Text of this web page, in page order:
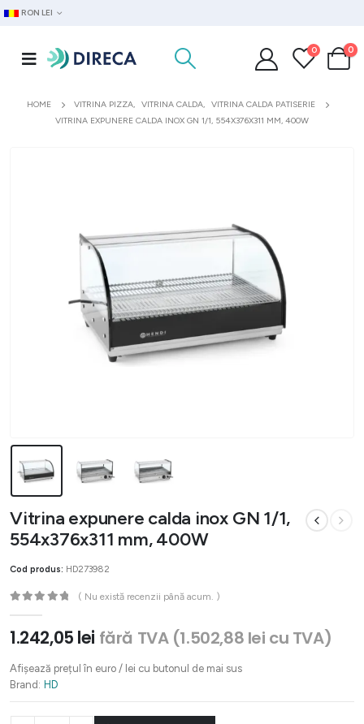
RON LEI
0 0
HOME VITRINA PIZZA, VITRINA CALDA,
VITRINA CALDA PATISERIE
VITRINA EXPUNERE CALDA INOX GN 1/1, 554X376X311 MM, 400W
Vitrina expunere calda inox GN 1/1,
554x376x311 mm, 400W
Cod produs: HD273982
( Nu există recenzii până acum. )
1.242,05 lei fără TVA (1.502,88 lei cu TVA)
Afișează prețul în euro / lei cu butonul de mai sus
Brand: HD